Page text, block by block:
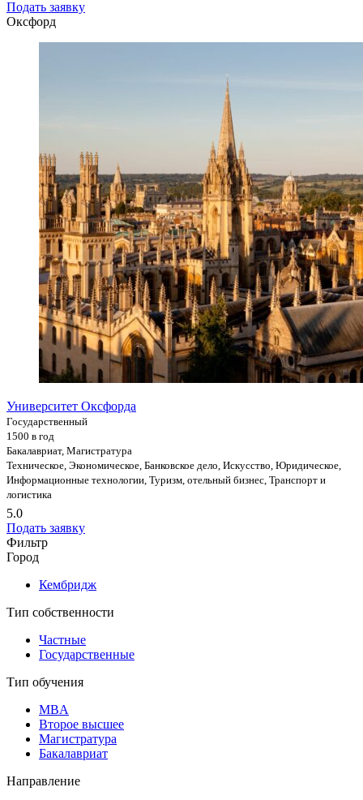
Подать заявку
Оксфорд
Университет Оксфорда
Государственный
1500 в год
Бакалавриат, Магистратура
Техническое, Экономическое, Банковское дело, Искусство, Юридическое,
Информационные технологии, Туризм, отельный бизнес, Транспорт и
логистика
5.0
Подать заявку
Фильтр
Город
Кембридж
Тип собственности
Частные
Государственные
Тип обучения
MBA
Второе высшее
Магистратура
Бакалавриат
Направление